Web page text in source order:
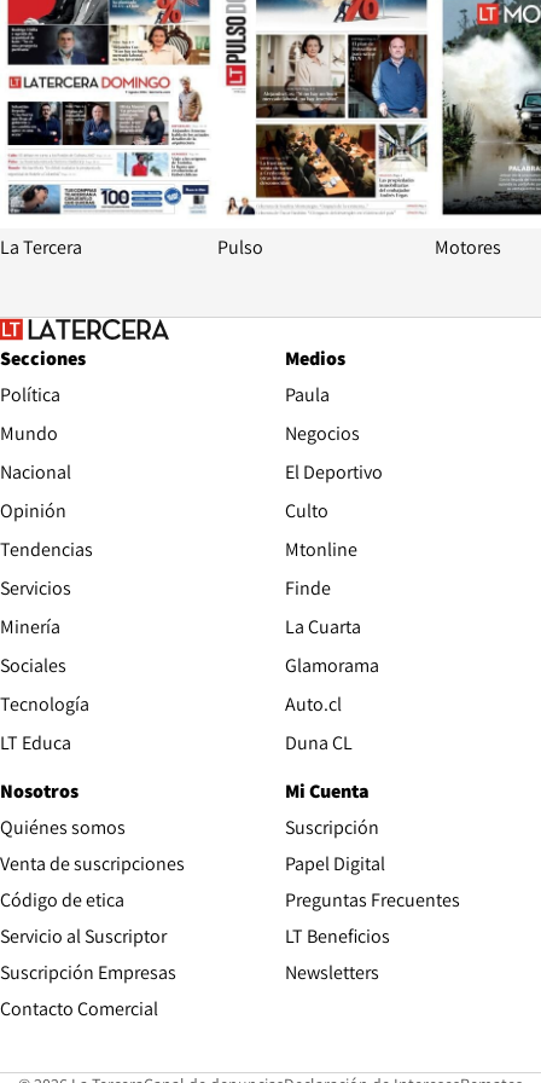
La Tercera Pulso Motores
Secciones
Política
Mundo
Nacional
Opinión
Tendencias
Servicios
Minería
Sociales
Tecnología
LT Educa
Medios
Paula
Negocios
El Deportivo
Culto
Mtonline
Finde
La Cuarta
Glamorama
Auto.clOpens in new window
Duna CLOpens in new window
Nosotros
Quiénes somos
Venta de suscripciones
Código de etica Opens in new window
Servicio al Suscriptor
Suscripción Empresas
Contacto ComercialOpens in new window
Mi Cuenta
Suscripción
Papel DigitalOpens in new
Preguntas Frecuentes
LT Beneficios
Newsletters